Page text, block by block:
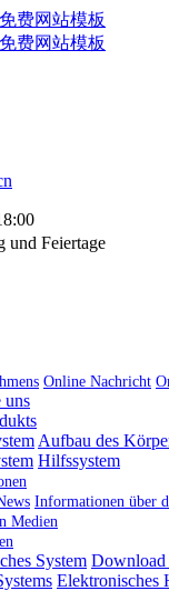
und Feiertage
Online Nachricht
uns
Aufbau des
Hilfssystem
Informationen über
Medien
System
Elektronisches